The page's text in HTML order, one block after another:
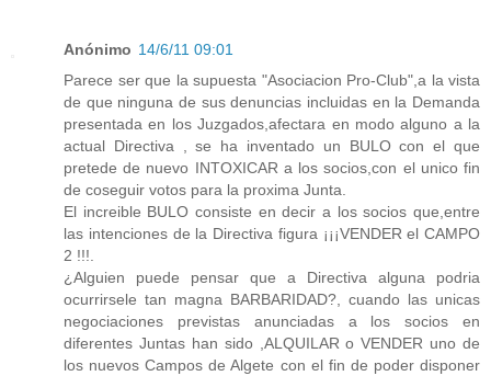
Anónimo 14/6/11 09:01
Parece ser que la supuesta "Asociacion Pro-Club",a la vista
de que ninguna de sus denuncias incluidas en la Demanda
presentada en los Juzgados,afectara en modo alguno a la
actual Directiva , se ha inventado un BULO con el que
pretede de nuevo INTOXICAR a los socios,con el unico fin
de coseguir votos para la proxima Junta.
El increible BULO consiste en decir a los socios que,entre
las intenciones de la Directiva figura ¡¡¡VENDER el CAMPO
2 !!!.
¿Alguien puede pensar que a Directiva alguna podria
ocurrirsele tan magna BARBARIDAD?, cuando las unicas
negociaciones previstas anunciadas a los socios en
diferentes Juntas han sido ,ALQUILAR o VENDER uno de
los nuevos Campos de Algete con el fin de poder disponer